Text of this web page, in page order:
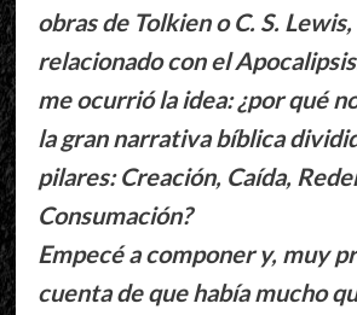
obras de Tolkien o C. S.
relacionado con el
me ocurrió la idea: ¿por qué
la gran narrativa bíblica
pilares: Creación, Caída,
Consumación?
Empecé a componer y, muy
cuenta de que había mucho